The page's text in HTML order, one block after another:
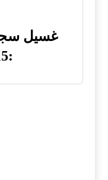
غسيل
:0526402015